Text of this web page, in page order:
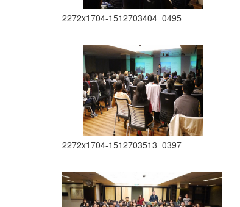
2272x1704-1512703404_0495
2272x1704-1512703513_0397